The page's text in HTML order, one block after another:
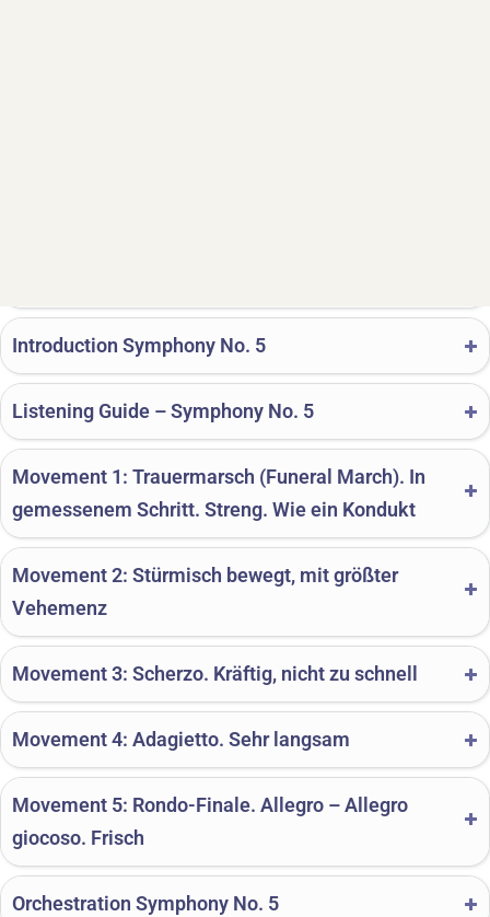
Introduction Symphony No. 5
Listening Guide – Symphony No. 5
Movement 1: Trauermarsch (Funeral March). In
gemessenem Schritt. Streng. Wie ein Kondukt
Movement 2: Stürmisch bewegt, mit größter
Vehemenz
Movement 3: Scherzo. Kräftig, nicht zu schnell
Movement 4: Adagietto. Sehr langsam
Movement 5: Rondo-Finale. Allegro – Allegro
giocoso. Frisch
Orchestration Symphony No. 5